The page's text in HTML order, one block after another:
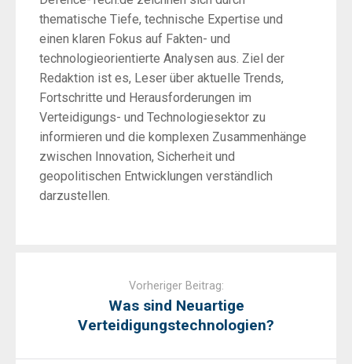
thematische Tiefe, technische Expertise und
einen klaren Fokus auf Fakten- und
technologieorientierte Analysen aus. Ziel der
Redaktion ist es, Leser über aktuelle Trends,
Fortschritte und Herausforderungen im
Verteidigungs- und Technologiesektor zu
informieren und die komplexen Zusammenhänge
zwischen Innovation, Sicherheit und
geopolitischen Entwicklungen verständlich
darzustellen.
Vorheriger Beitrag:
Was sind Neuartige
Verteidigungstechnologien?